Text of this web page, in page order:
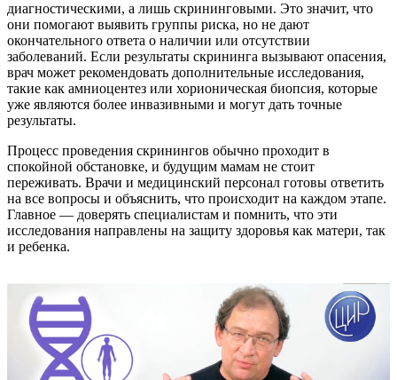
диагностическими, а лишь скрининговыми. Это значит, что
они помогают выявить группы риска, но не дают
окончательного ответа о наличии или отсутствии
заболеваний. Если результаты скрининга вызывают опасения,
врач может рекомендовать дополнительные исследования,
такие как амниоцентез или хорионическая биопсия, которые
уже являются более инвазивными и могут дать точные
результаты.
Процесс проведения скринингов обычно проходит в
спокойной обстановке, и будущим мамам не стоит
переживать. Врачи и медицинский персонал готовы ответить
на все вопросы и объяснить, что происходит на каждом этапе.
Главное — доверять специалистам и помнить, что эти
исследования направлены на защиту здоровья как матери, так
и ребенка.